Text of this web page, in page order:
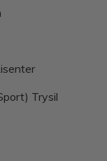
Trysil